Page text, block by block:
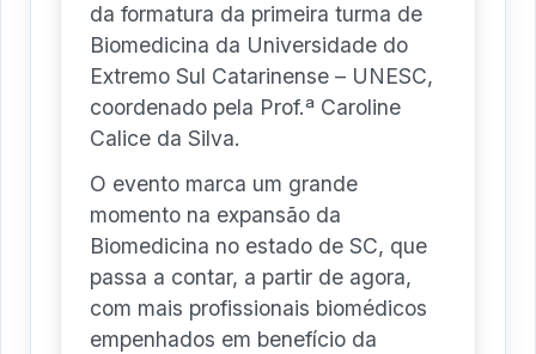
da formatura da primeira turma de
Biomedicina da Universidade do
Extremo Sul Catarinense – UNESC,
coordenado pela Prof.ª Caroline
Calice da Silva.
O evento marca um grande
momento na expansão da
Biomedicina no estado de SC, que
passa a contar, a partir de agora,
com mais profissionais biomédicos
empenhados em benefício da